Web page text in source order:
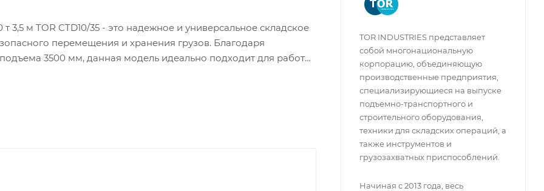
3,5 м TOR CTD10/35 - это надежное и универсальное складское
перемещения и хранения грузов. Благодаря
3500 мм, данная модель идеально подходит для работы
в складской логистике и промышленности.</p>
TOR INDUSTRIES представляет
собой многонациональную
корпорацию, объединяющую
производственные предприятия,
специализирующиеся на выпуске
подъемно-транспортного и
строительного оборудования,
техники для складских операций, а
также инструментов и
грузозахватных приспособлений.
Начиная с 2013 года, весь